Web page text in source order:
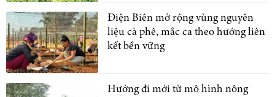
Điện Biên mở rộng vùng nguyên
liệu cà phê, mắc ca theo hướng liên
kết bền vững
Hướng đi mới từ mô hình nông